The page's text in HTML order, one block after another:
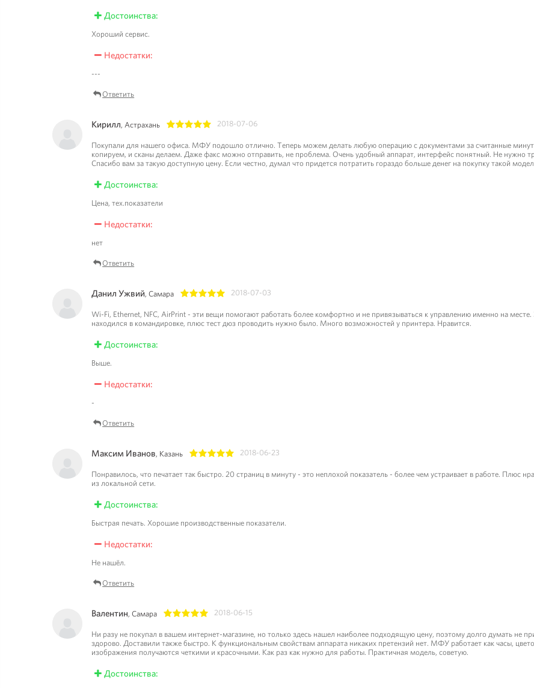
Достоинства:
Хороший сервис.
Недостатки:
---
Ответить
Кирилл, Астрахань 2018-07-06
Покупали для нашего офиса. МФУ подошло отлично. Теперь можем делать любую операцию с документами за считанные
копируем, и сканы делаем. Даже факс можно отправить, не проблема. Очень удобный аппарат, интерфейс понятный. Не нужно
Спасибо вам за такую доступную цену. Если честно, думал что придется потратить гораздо больше денег на покупку такой
Достоинства:
Цена, тех.показатели
Недостатки:
нет
Ответить
Данил Ужвий, Самара 2018-07-03
Wi-Fi, Ethernet, NFC, AirPrint - эти вещи помогают работать более комфортно и не привязываться к управлению именно на
находился в командировке, плюс тест дюз проводить нужно было. Много возможностей у принтера. Нравится.
Достоинства:
Выше.
Недостатки:
-
Ответить
Максим Иванов, Казань 2018-06-23
Понравилось, что печатает так быстро. 20 страниц в минуту - это неплохой показатель - более чем устраивает в работе. Плюс
из локальной сети.
Достоинства:
Быстрая печать. Хорошие производственные показатели.
Недостатки:
Не нашёл.
Ответить
Валентин, Самара 2018-06-15
Ни разу не покупал в вашем интернет-магазине, но только здесь нашел наиболее подходящую цену, поэтому долго думать не
здорово. Доставили также быстро. К функциональным свойствам аппарата никаких претензий нет. МФУ работает как часы,
изображения получаются четкими и красочными. Как раз как нужно для работы. Практичная модель, советую.
Достоинства: